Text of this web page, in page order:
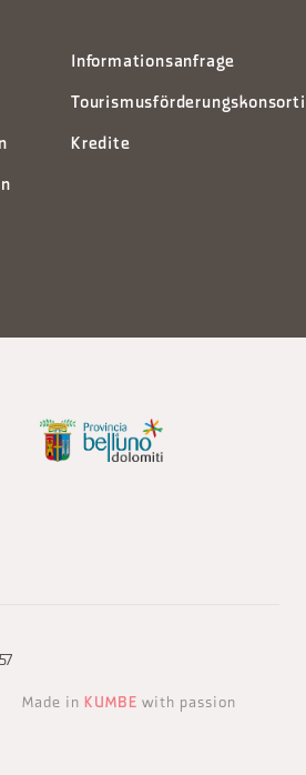
Informationsanfrage
Kredite
Made in KUMBE with passion